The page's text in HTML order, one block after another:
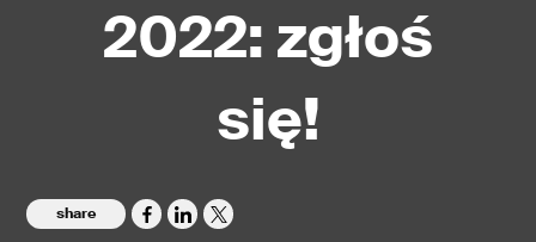
2022: zgłoś
się!
share